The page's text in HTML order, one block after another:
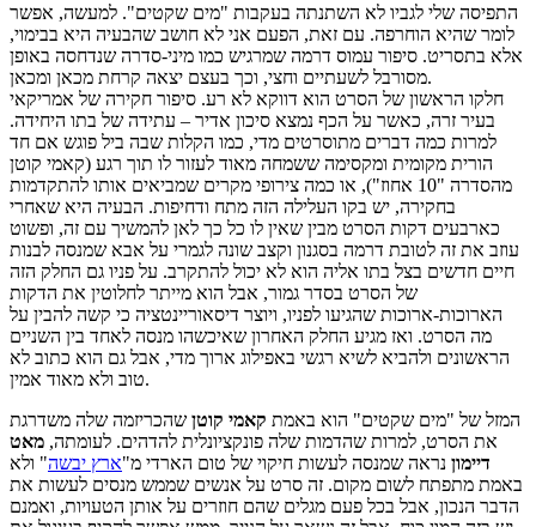
התפיסה שלי לגביו לא השתנתה בעקבות "מים שקטים". למעשה, אפשר
לומר שהיא הוחרפה. עם זאת, הפעם אני לא חושב שהבעיה היא בבימוי,
אלא בתסריט. סיפור עמוס דרמה שמרגיש כמו מיני-סדרה שנדחסה באופן
מסורבל לשעתיים וחצי, וכך בעצם יצאה קרחת מכאן ומכאן.
חלקו הראשון של הסרט הוא דווקא לא רע. סיפור חקירה של אמריקאי
בעיר זרה, כאשר על הכף נמצא סיכון אדיר – עתידה של בתו היחידה.
למרות כמה דברים מתוסרטים מדי, כמו הקלות שבה ביל פוגש אם חד
הורית מקומית ומקסימה ששמחה מאוד לעזור לו תוך רגע (קאמי קוטן
מהסדרה "10 אחוז"), או כמה צירופי מקרים שמביאים אותו להתקדמות
בחקירה, יש בקו העלילה הזה מתח ודחיפות. הבעיה היא שאחרי
כארבעים דקות הסרט מבין שאין לו כל כך לאן להמשיך עם זה, ופשוט
עוזב את זה לטובת דרמה בסגנון וקצב שונה לגמרי על אבא שמנסה לבנות
חיים חדשים בצל בתו אליה הוא לא יכול להתקרב. על פניו גם החלק הזה
של הסרט בסדר גמור, אבל הוא מייתר לחלוטין את הדקות
הארוכות-ארוכות שהגיעו לפניו, ויוצר דיסאוריינטציה כי קשה להבין על
מה הסרט. ואז מגיע החלק האחרון שאיכשהו מנסה לאחד בין השניים
הראשונים ולהביא לשיא רגשי באפילוג ארוך מדי, אבל גם הוא כתוב לא
טוב ולא מאוד אמין.
המזל של "מים שקטים" הוא באמת קאמי קוטן שהכריזמה שלה משדרגת
את הסרט, למרות שהדמות שלה פונקציונלית להדהים. לעומתה, מאט
דיימון נראה שמנסה לעשות חיקוי של טום הארדי מ"ארץ יבשה" ולא
באמת מתפתח לשום מקום. זה סרט על אנשים שממש מנסים לעשות את
הדבר הנכון, אבל בכל פעם מגלים שהם חוזרים על אותן הטעויות, ואמנם